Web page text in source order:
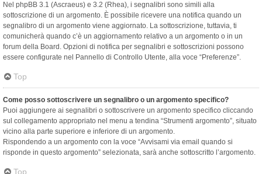
Nel phpBB 3.1 (Ascraeus) e 3.2 (Rhea), i segnalibri sono simili alla
sottoscrizione di un argomento. È possibile ricevere una notifica quando un
segnalibro di un argomento viene aggiornato. La sottoscrizione, tuttavia, ti
comunicherà quando c’è un aggiornamento relativo a un argomento o in un
forum della Board. Opzioni di notifica per segnalibri e sottoscrizioni possono
essere configurate nel Pannello di Controllo Utente, alla voce “Preferenze”.
Top
Come posso sottoscrivere un segnalibro o un argomento specifico?
Puoi aggiungere ai segnalibri o sottoscrivere un argomento specifico cliccando
sul collegamento appropriato nel menu a tendina “Strumenti argomento”, situato
vicino alla parte superiore e inferiore di un argomento.
Rispondendo a un argomento con la voce “Avvisami via email quando si
risponde in questo argomento” selezionata, sarà anche sottoscritto l’argomento.
Top